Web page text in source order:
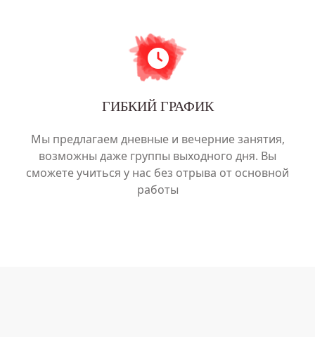
ГИБКИЙ ГРАФИК
Мы предлагаем дневные и вечерние занятия,
возможны даже группы выходного дня. Вы
сможете учиться у нас без отрыва от основной
работы